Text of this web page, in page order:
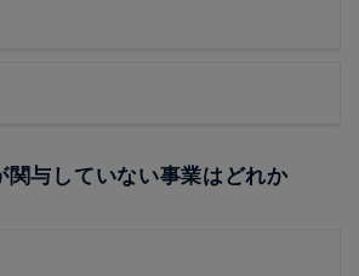
与していない事業はどれか